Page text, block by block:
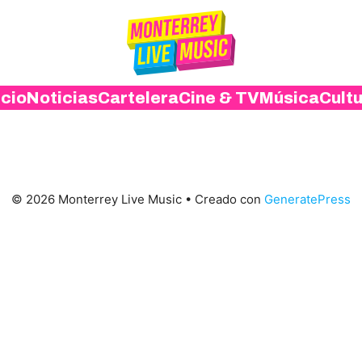
NoticiasCarteleraCine & TVMúsica
© 2026 Monterrey Live Music • Creado con GeneratePress